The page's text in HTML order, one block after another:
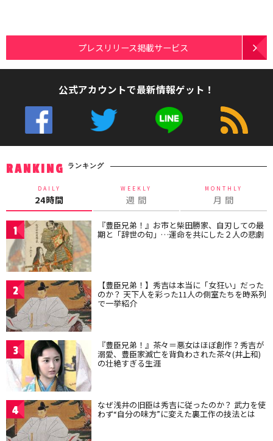
プレスリリース掲載サービス
公式アカウントで最新情報ゲット！
RANKING ランキング
DAILY
24時間
WEEKLY
週 間
MONTHLY
月 間
1 『豊臣兄弟！』お市と柴田勝家、自刃しての最
期と「辞世の句」…運命を共にした２人の悲劇
2 【豊臣兄弟！】秀吉は本当に「女狂い」だった
のか？ 天下人を彩った11人の側室たちを時系列
で一挙紹介
3 『豊臣兄弟！』茶々＝悪女はほぼ創作？秀吉が
溺愛、豊臣家滅亡を背負わされた茶々(井上和)
の壮絶すぎる生涯
4 なぜ浅井の旧臣は秀吉に従ったのか？ 武力を使
わず“自分の味方”に変えた裏工作の技法とは